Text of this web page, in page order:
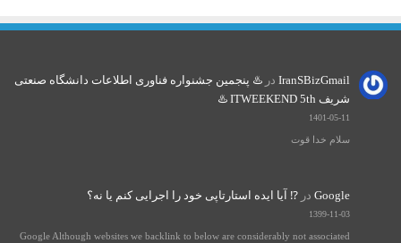
IranSBizGmail در♨️ پنجمین جشنواره فناوری اطلاعات دانشگاه صنعتی
شریف ITWEEKEND 5th ♨️
1401-05-11
سلام خدا قوت
Google در⁉️ آیا ایده استارتاپی خود را اجرایی کنم یا نه؟
1399-11-03
Google Although websites we backlink to below are considerably not associated